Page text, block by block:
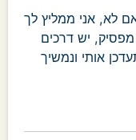
לא, אני ממליץ לך
יש דרכים
אותי ונמשיך